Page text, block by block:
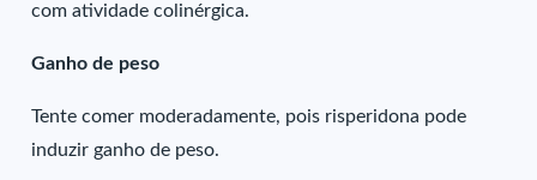
com atividade colinérgica.
Ganho de peso
Tente comer moderadamente, pois risperidona pode
induzir ganho de peso.